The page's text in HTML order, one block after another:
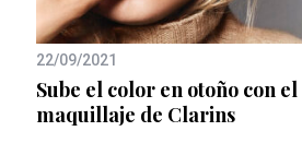
22/09/2021
Sube el color en otoño con el
maquillaje de Clarins